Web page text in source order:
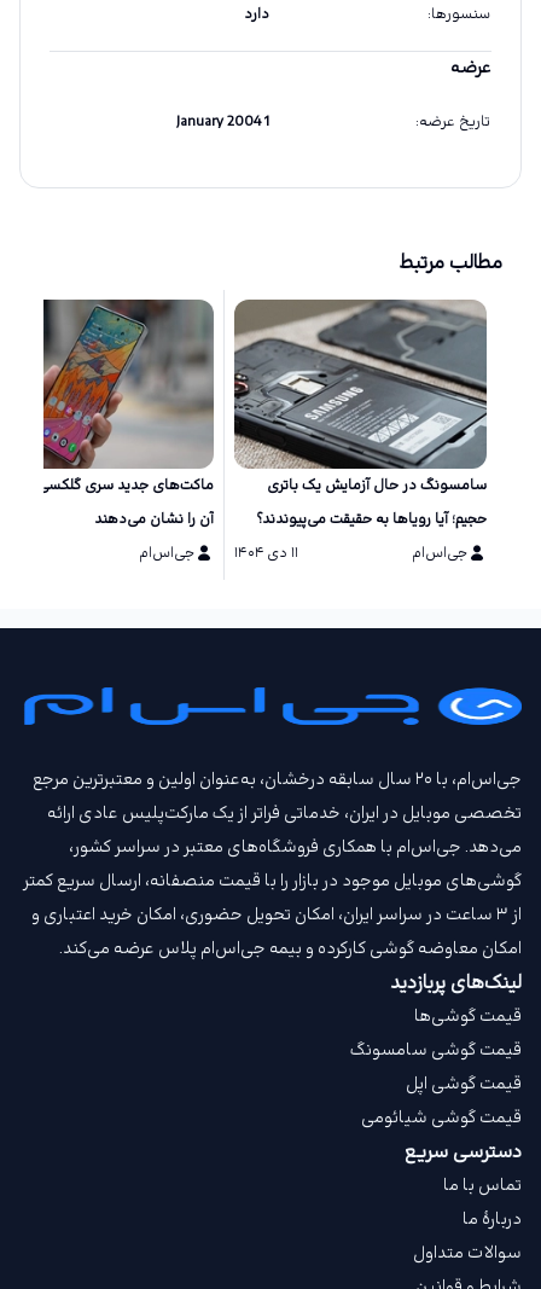
سنسورها: دارد
عرضه
تاریخ عرضه:
1 January 2004
مطالب مرتبط
سامسونگ در حال آزمایش یک باتری
حجیم؛ آیا رویاها به حقیقت می‌پیوندند؟
جی‌اس‌ام
۱۱ دی ۱۴۰۴
آن را نشان می‌دهند
جی‌اس‌ام
جی‌اس‌ام، با ۲۰ سال سابقه درخشان، به‌عنوان اولین و معتبرترین مرجع
تخصصی موبایل در ایران، خدماتی فراتر از یک مارکت‌پلیس عادی ارائه
می‌دهد. جی‌اس‌ام با همکاری فروشگاه‌های معتبر در سراسر کشور،
گوشی‌های موبایل موجود در بازار را با قیمت‌ منصفانه، ارسال سریع کمتر
از ۳ ساعت در سراسر ایران، امکان تحویل حضوری، امکان خرید اعتباری و
امکان معاوضه گوشی کارکرده و بیمه جی‌اس‌ام‌ پلاس عرضه می‌کند.
لینک‌های پربازدید
قیمت گوشی‌ها
قیمت گوشی سامسونگ
قیمت گوشی اپل
قیمت گوشی شیائومی
دسترسی سریع
تماس با ما
دربارهٔ ما
سوالات متداول